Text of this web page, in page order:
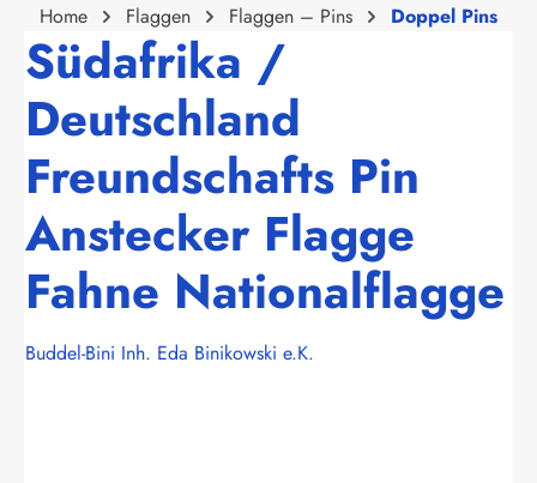
Home Flaggen Flaggen – Pins Doppel Pins
Südafrika /
Deutschland
Freundschafts Pin
Anstecker Flagge
Fahne Nationalflagge
Buddel-Bini Inh. Eda Binikowski e.K.